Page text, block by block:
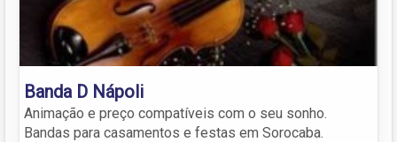
Banda D Nápoli
Animação e preço compatíveis com o seu sonho.
Bandas para casamentos e festas em Sorocaba.